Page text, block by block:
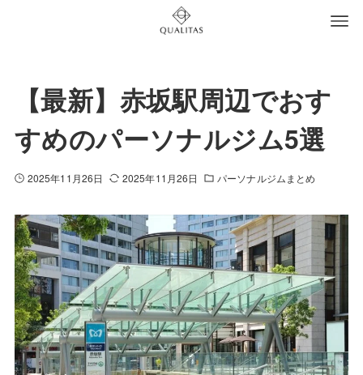
【最新】赤坂駅周辺でおす
すめのパーソナルジム5選
2025年11月26日 2025年11月26日 パーソナルジムまとめ